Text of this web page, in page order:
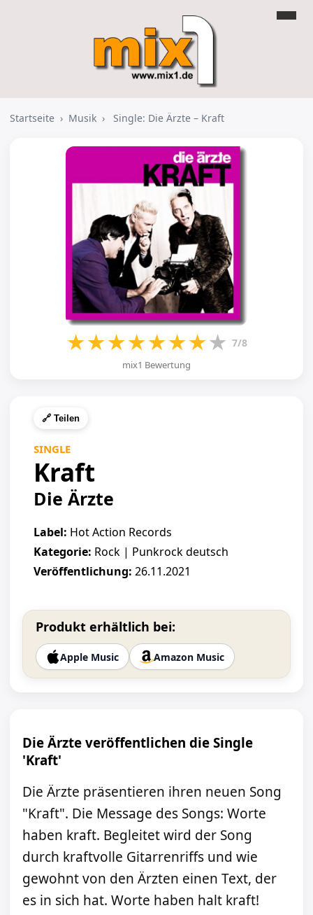
Startseite › Musik › Single: Die Ärzte – Kraft
★★★★★★★★ 7/8
mix1 Bewertung
🔗 Teilen
SINGLE
Kraft
Die Ärzte
Label: Hot Action Records
Kategorie: Rock | Punkrock deutsch
Veröffentlichung: 26.11.2021
Produkt erhältlich bei:
Apple Music Amazon Music
Die Ärzte veröffentlichen die Single
'Kraft'
Die Ärzte präsentieren ihren neuen Song
"Kraft". Die Message des Songs: Worte
haben kraft. Begleitet wird der Song
durch kraftvolle Gitarrenriffs und wie
gewohnt von den Ärzten einen Text, der
es in sich hat. Worte haben halt kraft!